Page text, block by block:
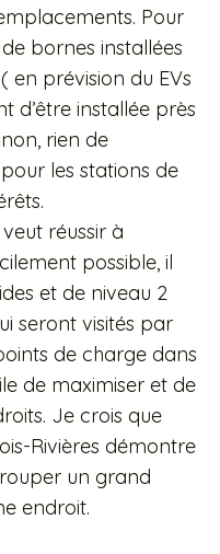
Pour
bornes installées
en prévision du EVs
d’être installée près
rien de
les stations de
réussir à
possible, il
et de niveau 2
seront visités par
de charge dans
de maximiser et de
Je crois que
Rivières démontre
un grand
endroit.